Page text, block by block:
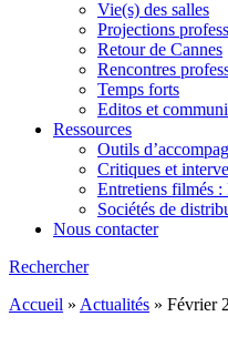
Vie(s) des salles
Projections
Retour de Cannes
Rencontres
Temps forts
Editos et
Ressources
Outils
Critiques et
Entretiens filmés
Sociétés de
Nous contacter
Rechercher
Accueil » Actualités » Février